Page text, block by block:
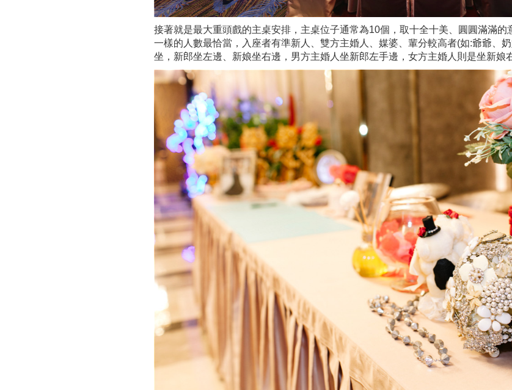
接著就是最大重頭戲的主桌安排，主桌位子通常為10個，取十全十美、圓圓滿滿
一樣的人數最恰當，入座者有準新人、雙方主婚人、媒婆、輩分較高者(如:爺爺、
坐，新郎坐左邊、新娘坐右邊，男方主婚人坐新郎左手邊，女方主婚人則是坐新娘